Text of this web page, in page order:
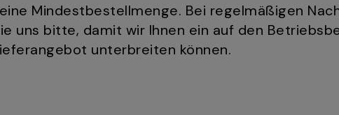
Mindestbestellmenge. Bei regelmäßigen
uns bitte, damit wir Ihnen ein auf den
unterbreiten können.